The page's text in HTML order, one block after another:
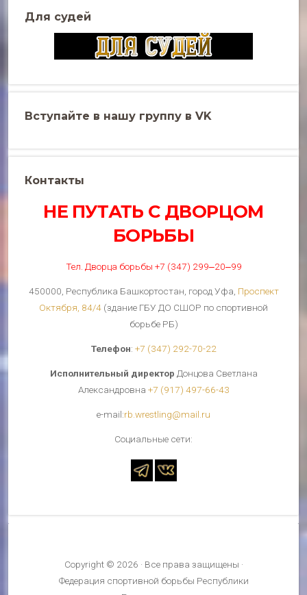
Для судей
Вступайте в нашу группу в VK
Контакты
НЕ ПУТАТЬ С ДВОРЦОМ
БОРЬБЫ
Тел. Дворца борьбы +7 (347) 299‒20‒99
450000, Республика Башкортостан, город Уфа, Проспект
Октября, 84/4 (здание ГБУ ДО СШОР по спортивной
борьбе РБ)
Телефон: +7 (347) 292-70-22
Исполнительный директор Донцова Светлана
Александровна +7 (917) 497-66-43
е-mail:rb.wrestling@mail.ru
Cоциальные сети:
Copyright © 2026 · Все права защищены ·
Федерация спортивной борьбы Республики